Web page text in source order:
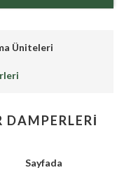
Üniteleri
DAMPERLERI
Sayfada